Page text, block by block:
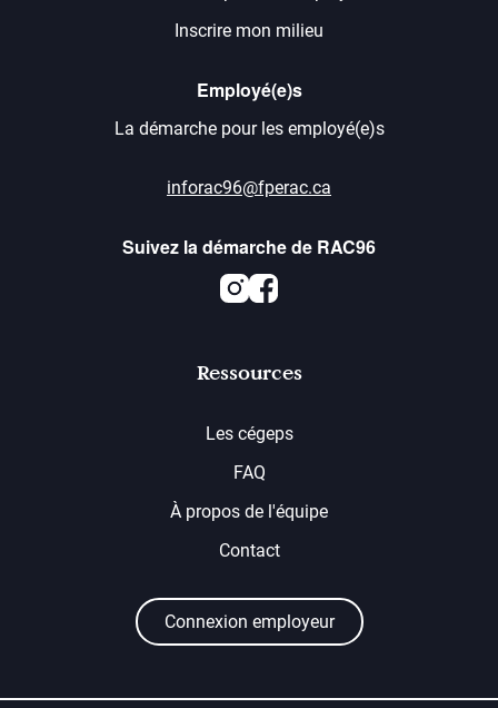
Inscrire mon milieu
Employé(e)s
La démarche pour les employé(e)s
inforac96@fperac.ca
Suivez la démarche de RAC96
Instagram
Facebook
Ressources
Les cégeps
FAQ
À propos de l'équipe
Contact
Connexion employeur